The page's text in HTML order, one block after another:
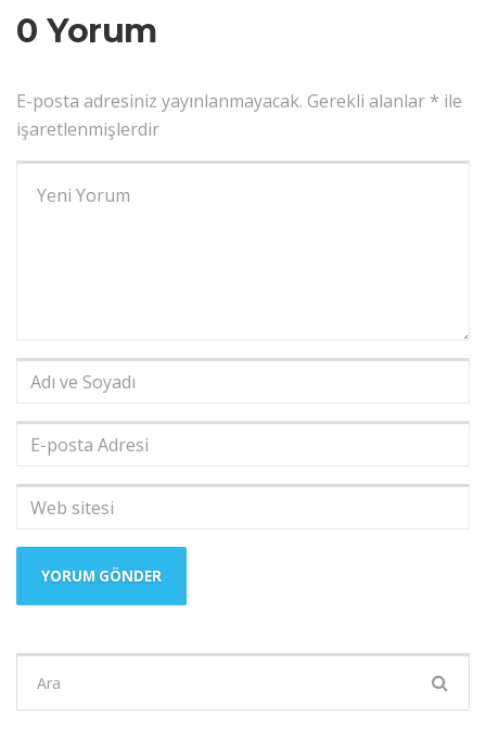
0 Yorum
E-posta adresiniz yayınlanmayacak. Gerekli alanlar * ile
işaretlenmişlerdir
Adı
Soyadı*
posta
Adresi*
Web
ara: